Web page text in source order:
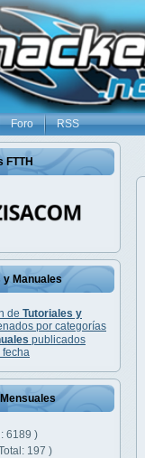
Foro RSS
FTTH
y Manuales
de Tutoriales y
por categorías
publicados
6189 )
197 )